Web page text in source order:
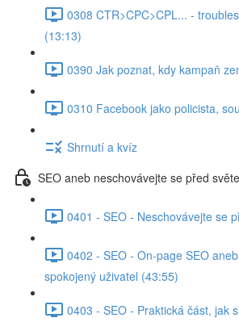
0308 CTR>CPC>CPL... -
(13:13)
0390 Jak poznat, kdy kampaň
0310 Facebook jako policista,
Shrnutí a kvíz
SEO aneb neschovávejte se před
0401 - SEO - Neschovávejte se
0402 - SEO - On-page SEO
spokojený uživatel (43:55)
0403 - SEO - Praktická část, jak